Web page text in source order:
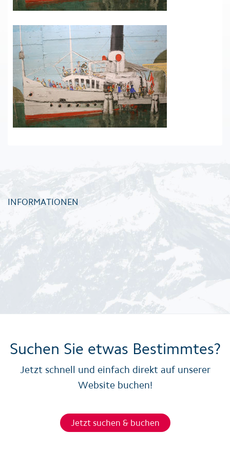
INFORMATIONEN
Suchen Sie etwas Bestimmtes?
Jetzt schnell und einfach direkt auf unserer
Website buchen!
Jetzt suchen & buchen